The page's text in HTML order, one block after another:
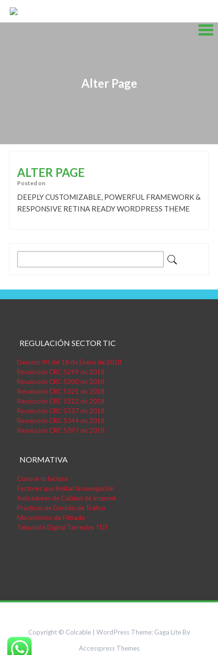
content
Alter Page
ALTER PAGE
Posted on
DEEPLY CUSTOMIZABLE, POWERFUL FRAMEWORK &
RESPONSIVE RETINA READY WORDPRESS THEME
REGULACIÓN SECTOR TIC
Decreto 90 del 18 de Enero de 2018
Resolución CRC 5299 de 2018
Resolución CRC 5300 de 2018
Resolución CRC 5321 de 2018
Resolución CRC 5322 de 2018
Resolución CRC 5337 de 2018
Resolución CRC 5344 de 2018
Resolución CRC 5397 de 2018
NORMATIVA
Conoce tu factura
Factores que limitan la navegación
Indicadores de Calidad de Internet
Prácticas de Gestión de Tráfico
Mecanismos de Filtrado
Televisión Digital Terrestre TDT
Copyright © Colcable WordPress Theme: Gaga LiteBy
Accesspress Themes